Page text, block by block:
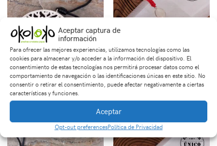
Aceptar captura de
información
Para ofrecer las mejores experiencias, utilizamos tecnologías como las
cookies para almacenar y/o acceder a la información del dispositivo. El
consentimiento de estas tecnologías nos permitirá procesar datos como el
comportamiento de navegación o las identificaciones únicas en este sitio. No
consentir o retirar el consentimiento, puede afectar negativamente a ciertas
características y funciones.
Aceptar
Opt-out preferencesPolítica de Privacidad
Dije en Ébano
$35,000
Pulsera Tejida Con
Piedra Ópalo
$450,000